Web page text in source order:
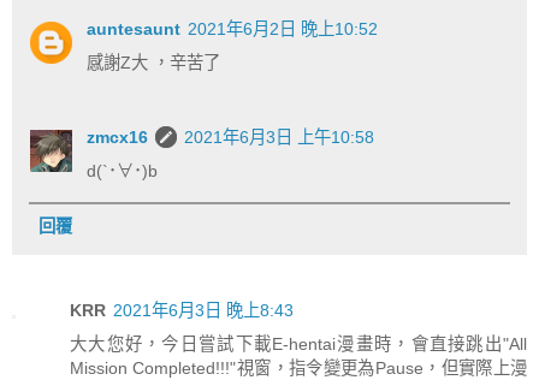
auntesaunt 2021年6月2日 晚上10:52
感謝Z大 ，辛苦了
zmcx16
2021年6月3日 上午10:58
d(`･∀･)b
回覆
KRR 2021年6月3日 晚上8:43
大大您好，今日嘗試下載E-hentai漫畫時，會直接跳出"All
Mission Completed!!!"視窗，指令變更為Pause，但實際上漫